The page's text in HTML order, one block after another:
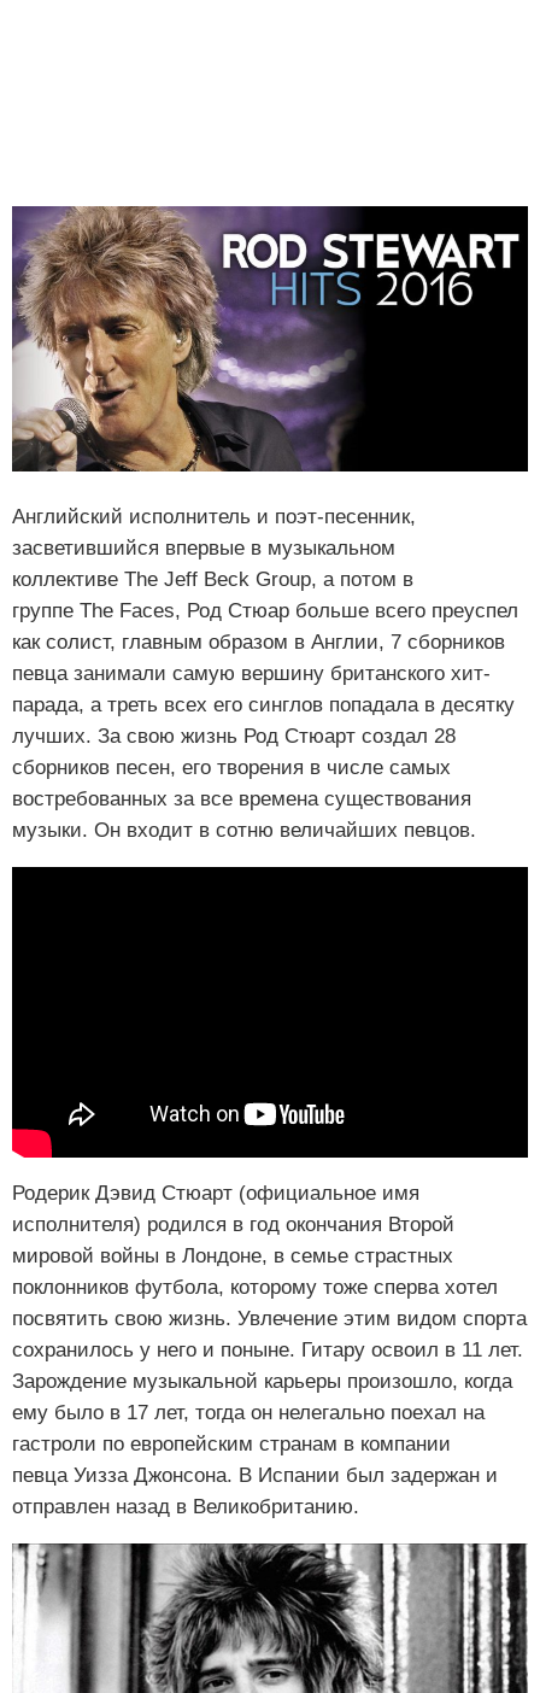
Английский исполнитель и поэт-песенник,
засветившийся впервые в музыкальном
коллективе The Jeff Beck Group, а потом в
группе The Faces, Род Стюар больше всего преуспел
как солист, главным образом в Англии, 7 сборников
певца занимали самую вершину британского хит-
парада, а треть всех его синглов попадала в десятку
лучших. За свою жизнь Род Стюарт создал 28
сборников песен, его творения в числе самых
востребованных за все времена существования
музыки. Он входит в сотню величайших певцов.
Родерик Дэвид Стюарт (официальное имя
исполнителя) родился в год окончания Второй
мировой войны в Лондоне, в семье страстных
поклонников футбола, которому тоже сперва хотел
посвятить свою жизнь. Увлечение этим видом спорта
сохранилось у него и поныне. Гитару освоил в 11 лет.
Зарождение музыкальной карьеры произошло, когда
ему было в 17 лет, тогда он нелегально поехал на
гастроли по европейским странам в компании
певца Уизза Джонсона. В Испании был задержан и
отправлен назад в Великобританию.